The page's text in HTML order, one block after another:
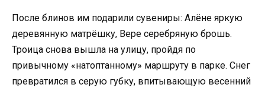
После блинов им подарили сувениры: Алёне яркую
деревянную матрёшку, Вере серебряную брошь.
Троица снова вышла на улицу, пройдя по
привычному «натоптанному» маршруту в парке. Снег
превратился в серую губку, впитывающую весенний